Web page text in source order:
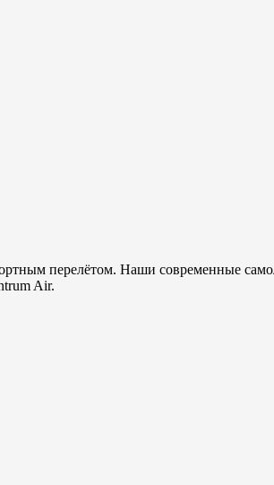
перелётом. Наши современные
Air.